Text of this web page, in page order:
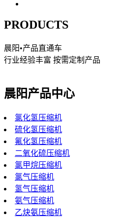
PRODUCTS
晨阳•产品直通车
行业经验丰富 按需定制产品
晨阳产品中心
氯化氢压缩机
硫化氢压缩机
氟化氢压缩机
二氧化硫压缩机
氯甲烷压缩机
氯气压缩机
氢气压缩机
氨气压缩机
乙炔氨压缩机